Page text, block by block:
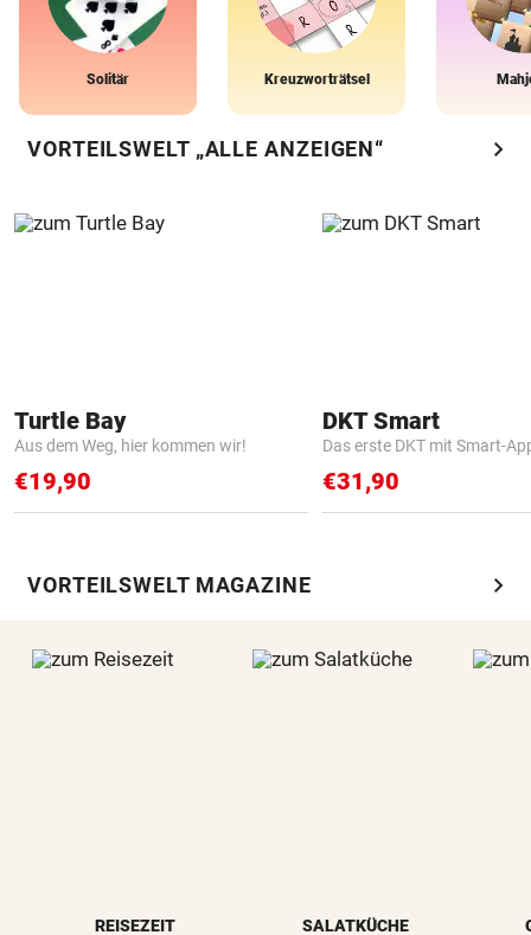
Solitär Kreuzworträtsel
VORTEILSWELT „ALLE ANZEIGEN“ chevron_right
Turtle Bay
Aus dem Weg, hier kommen wir!
€19,90
DKT Smart
Das erste DKT mit Smart-
€31,90
VORTEILSWELT MAGAZINE chevron_right
REISEZEIT SALATKÜCHE